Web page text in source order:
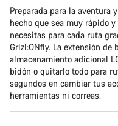
Preparada para la aventura
hecho que sea muy rápido
necesitas para cada ruta
Grizl:ONfly. La extensión de
almacenamiento adicional
bidón o quitarlo todo para
segundos en cambiar tus
herramientas ni correas.